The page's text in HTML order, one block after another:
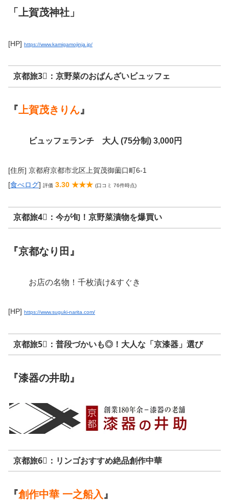
「上賀茂神社」
[HP] https://www.kamigamojinja.jp/
京都旅3⃣：京野菜のおばんざいビュッフェ
『上賀茂きりん』
ビュッフェランチ 大人 (75分制) 3,000円
[住所] 京都府京都市北区上賀茂御薗口町6-1
[食べログ] 評価 3.30 ★★★ (口コミ 76件時点)
京都旅4⃣：今が旬！京野菜漬物を爆買い
『京都なり田』
お店の名物！千枚漬け&すぐき
[HP] https://www.suguki-narita.com/
京都旅5⃣：普段づかいも◎！大人な「京漆器」選び
『漆器の井助』
京都旅6⃣：リンゴおすすめ絶品創作中華
『創作中華 一之船入 』